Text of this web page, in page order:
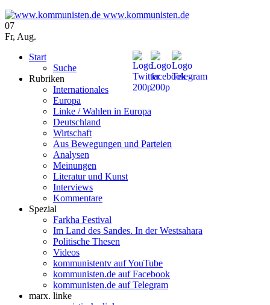
www.kommunisten.de
07
Fr, Aug.
Start
Suche
Rubriken
Internationales
Europa
Linke / Wahlen in Europa
Deutschland
Wirtschaft
Aus Bewegungen und Parteien
Analysen
Meinungen
Literatur und Kunst
Interviews
Kommentare
Spezial
Farkha Festival
Im Land des Sandes. In der Westsahara
Politische Thesen
Videos
kommunistentv auf YouTube
kommunisten.de auf Facebook
kommunisten.de auf Telegram
marx. linke